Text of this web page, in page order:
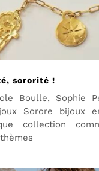
sororité !
Boulle, Sophie
Sorore bijoux
collection